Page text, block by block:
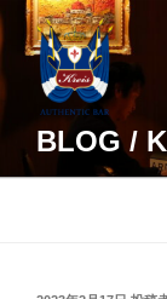
コ
BLOG /